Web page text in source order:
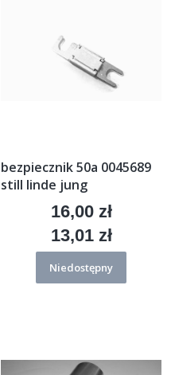
bezpiecznik 50a 0045689
still linde jung
Cena
16,00 zł
Cena
13,01 zł
Niedostępny